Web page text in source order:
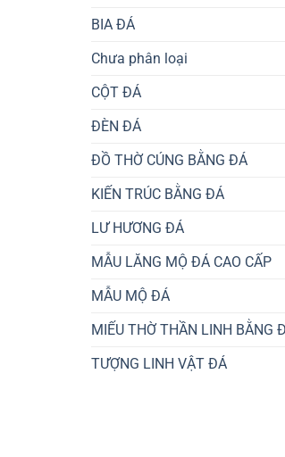
BIA ĐÁ
Chưa phân loại
CỘT ĐÁ
ĐÈN ĐÁ
ĐỒ THỜ CÚNG BẰNG ĐÁ
KIẾN TRÚC BẰNG ĐÁ
LƯ HƯƠNG ĐÁ
MẪU LĂNG MỘ ĐÁ CAO CẤP
MẪU MỘ ĐÁ
MIẾU THỜ THẦN LINH BẰNG
TƯỢNG LINH VẬT ĐÁ